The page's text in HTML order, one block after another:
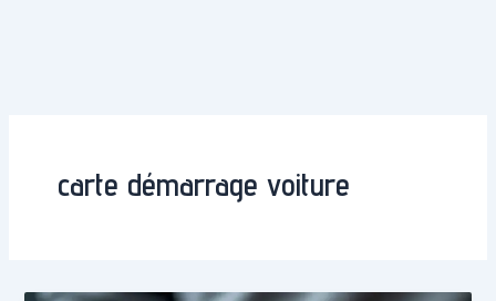
carte démarrage voiture